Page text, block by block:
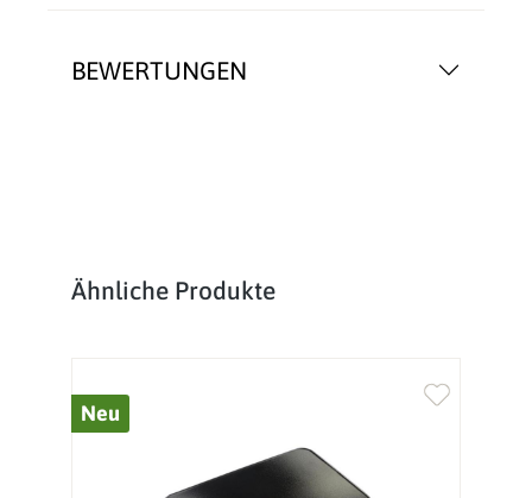
BEWERTUNGEN
Produktgalerie überspringen
Ähnliche Produkte
Neu